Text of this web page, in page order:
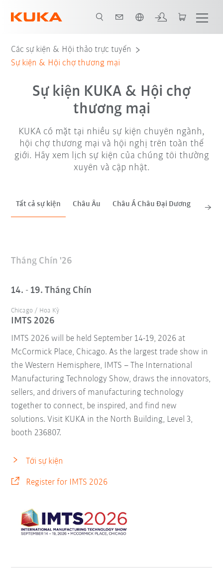
Tha. '26 Tha. '26
Các sự kiện & Hội thảo trực tuyến
Sự kiện & Hội chợ thương mại
Sự kiện KUKA & Hội chợ
thương mại
KUKA có mặt tại nhiều sự kiện chuyên ngành,
hội chợ thương mại và hội nghị trên toàn thế
giới. Hãy xem lịch sự kiện của chúng tôi thường
xuyên và cập nhật.
Tất cả sự kiện Châu Âu Châu Á Châu Đại Dương Châu
Tháng Chín '26
14. - 19. Tháng Chín
Chicago / Hoa Kỳ
IMTS 2026
IMTS 2026 will be held September 14-19, 2026 at
McCormick Place, Chicago. As the largest trade show in
the Western Hemisphere, IMTS – The International
Manufacturing Technology Show, draws the innovators,
sellers, and drivers of manufacturing technology
together to connect, be inspired, and find new
solutions. Visit KUKA in the North Building, Level 3,
booth 236807.
Tới sự kiện
Register for IMTS 2026